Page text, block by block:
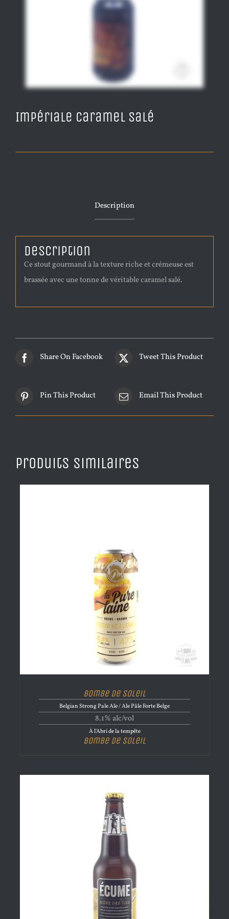
Impériale Caramel Salé
Description
Description
Ce stout gourmand à la texture riche et crémeuse est
brassée avec une tonne de véritable caramel salé.
Share On Facebook Tweet This Product
Pin This Product Email This Product
Produits similaires
Bombe de Soleil
Belgian Strong Pale Ale / Ale Pâle Forte Belge
8.1% alc/vol
À l'Abri de la tempête
Bombe de Soleil